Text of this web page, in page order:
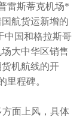
雷斯蒂克机场*
国航货运新增的
中国和格拉斯哥
大中华区销售
机航线的开
里程碑。
面上风，具体